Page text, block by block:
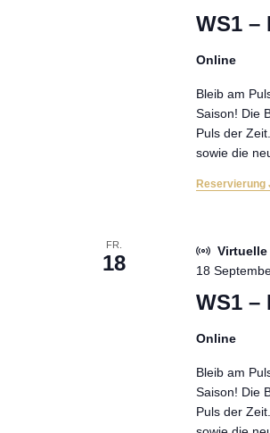
WS1 –
Online
Bleib am
Saison! Die
Puls der
sowie die
Reservierung
FR.
18
WS1 –
18
Online
Bleib am
Saison! Die
Puls der